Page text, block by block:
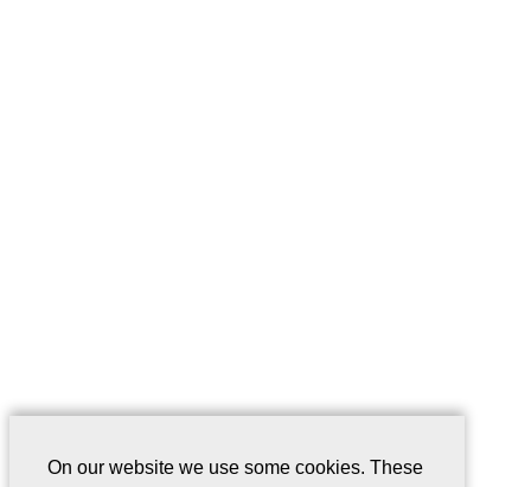
On our website we use some cookies. These